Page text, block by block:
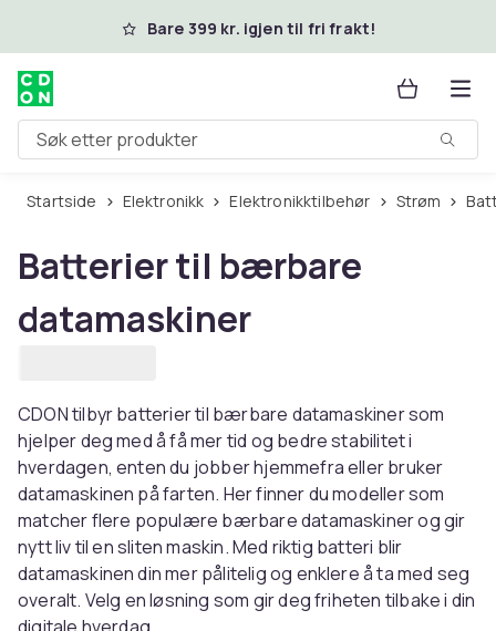
Hopp til hovedinnholdBare 399 kr. igjen til fri frakt!
Søk etter produkter
Startside Elektronikk Elektronikktilbehør Strøm
Batterier til bærbare
datamaskiner
CDON tilbyr batterier til bærbare datamaskiner som
hjelper deg med å få mer tid og bedre stabilitet i
hverdagen, enten du jobber hjemmefra eller bruker
datamaskinen på farten. Her finner du modeller som
matcher flere populære bærbare datamaskiner og gir
nytt liv til en sliten maskin. Med riktig batteri blir
datamaskinen din mer pålitelig og enklere å ta med seg
overalt. Velg en løsning som gir deg friheten tilbake i din